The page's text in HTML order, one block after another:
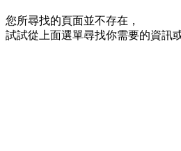
您所尋找的頁面並不存在，
試試從上面選單尋找你需要的資訊